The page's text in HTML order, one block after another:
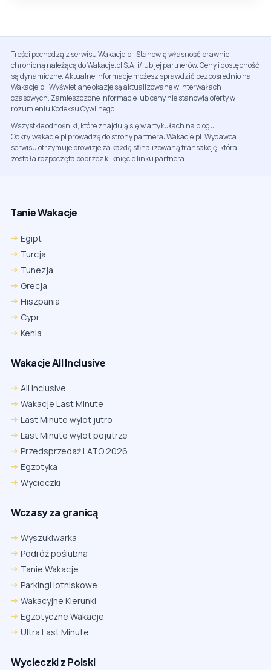
Treści pochodzą z serwisu Wakacje.pl. Stanowią własność prawnie
chronioną należącą do Wakacje.pl S.A. i/lub jej partnerów. Ceny i dostępność
są dynamiczne. Aktualne informacje możesz sprawdzić bezpośrednio na
Wakacje.pl. Wyświetlane okazje są aktualizowane w interwałach
czasowych. Zamieszczone informacje lub ceny nie stanowią oferty w
rozumieniu Kodeksu Cywilnego.
Wszystkie odnośniki, które znajdują się w artykułach na blogu
Odkryjwakacje.pl prowadzą do strony partnera: Wakacje.pl. Wydawca
serwisu otrzymuje prowizje za każdą sfinalizowaną transakcję, która
została rozpoczęta poprzez kliknięcie linku partnera.
Tanie Wakacje
Egipt
Turcja
Tunezja
Grecja
Hiszpania
Cypr
Kenia
Wakacje All Inclusive
All Inclusive
Wakacje Last Minute
Last Minute wylot jutro
Last Minute wylot pojutrze
Przedsprzedaż LATO 2026
Egzotyka
Wycieczki
Wczasy za granicą
Wyszukiwarka
Podróż poślubna
Tanie Wakacje
Parkingi lotniskowe
Wakacyjne Kierunki
Egzotyczne Wakacje
Ultra Last Minute
Wycieczki z Polski